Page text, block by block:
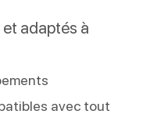
adaptés à
avec tout